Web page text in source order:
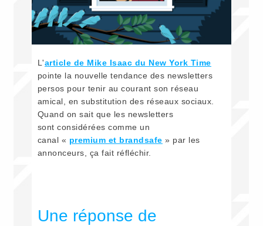
L'article de Mike Isaac du New York Time
pointe la nouvelle tendance des newsletters
persos pour tenir au courant son réseau
amical, en substitution des réseaux sociaux.
Quand on sait que les newsletters
sont considérées comme un
canal « premium et brandsafe » par les
annonceurs, ça fait réfléchir.
Une réponse de